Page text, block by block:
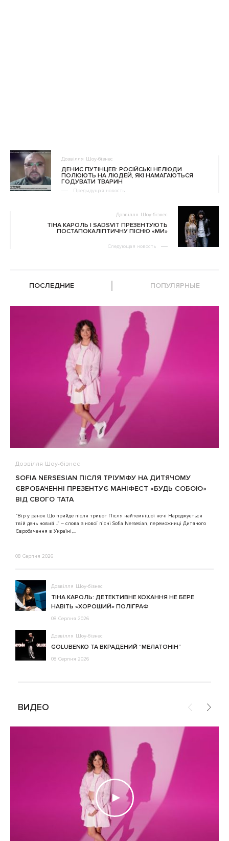
Дозвілля Шоу-бізнес
ДЕНИС ПУТІНЦЕВ: РОСІЙСЬКІ НЕЛЮДИ
ПОЛЮЮТЬ НА ЛЮДЕЙ, ЯКІ НАМАГАЮТЬСЯ
ГОДУВАТИ ТВАРИН
Предыдущая новость
Дозвілля Шоу-бізнес
ТІНА КАРОЛЬ І SADSVIT ПРЕЗЕНТУЮТЬ
ПОСТАПОКАЛІПТИЧНУ ПІСНЮ «МИ»
Следующая новость
ПОСЛЕДНИЕ ПОПУЛЯРНЫЕ
Дозвілля Шоу-бізнес
SOFIA NERSESIAN ПІСЛЯ ТРІУМФУ НА ДИТЯЧОМУ
ЄВРОБАЧЕННІ ПРЕЗЕНТУЄ МАНІФЕСТ «БУДЬ СОБОЮ»
ВІД СВОГО ТАТА
“Вір у ранок Що прийде після тривог Після найтемнішої ночі Народжується
твій день новий ..” – слова з нової пісні Sofia Nersesian, переможниці Дитячого
Євробачення в Україні,...
08 Серпня 2026
Дозвілля Шоу-бізнес
ТІНА КАРОЛЬ: ДЕТЕКТИВНЕ КОХАННЯ НЕ БЕРЕ
НАВІТЬ «ХОРОШИЙ» ПОЛІГРАФ
08 Серпня 2026
Дозвілля Шоу-бізнес
GOLUBENKO ТА ВКРАДЕНИЙ “МЕЛАТОНІН”
08 Серпня 2026
ВИДЕО